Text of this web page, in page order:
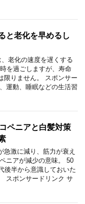
と老化を早めるし
老化の速度を遅くする
を過ごしますが、寿命
限りません。 スポンサー
運動、睡眠などの生活習
ペニアと白髪対策
急激に減り、筋力が衰え
ニアが減少の意味。 50
後半から意識しておいた
スポンサードリンク サ